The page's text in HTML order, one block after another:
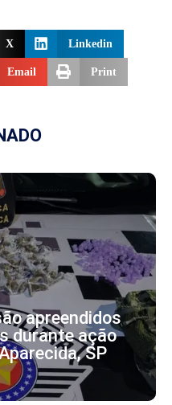
X Linkedin
Email Print
apreendidos
durante ação
SP